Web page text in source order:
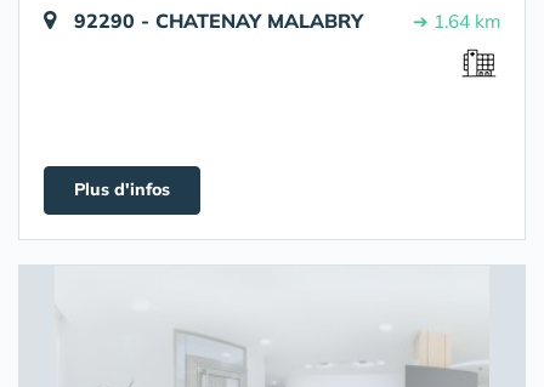
92290 - CHATENAY MALABRY ➔ 1.64 km
Plus d'infos